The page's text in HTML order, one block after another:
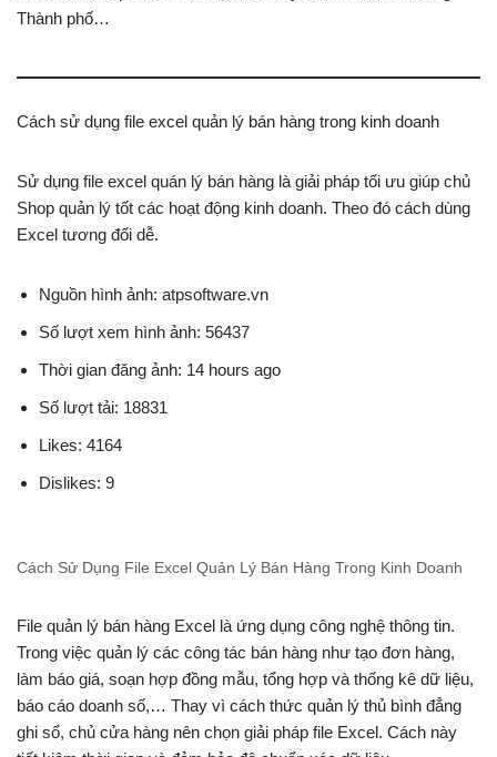
Thành phố…
Cách sử dụng file excel quản lý bán hàng trong kinh doanh
Sử dụng file excel quán lý bán hàng là giải pháp tối ưu giúp chủ
Shop quản lý tốt các hoạt động kinh doanh. Theo đó cách dùng
Excel tương đối dễ.
Nguồn hình ảnh: atpsoftware.vn
Số lượt xem hình ảnh: 56437
Thời gian đăng ảnh: 14 hours ago
Số lượt tải: 18831
Likes: 4164
Dislikes: 9
Cách Sử Dụng File Excel Quản Lý Bán Hàng Trong Kinh Doanh
File quản lý bán hàng Excel là ứng dụng công nghệ thông tin.
Trong việc quản lý các công tác bán hàng như tạo đơn hàng,
làm báo giá, soạn hợp đồng mẫu, tổng hợp và thống kê dữ liệu,
báo cáo doanh số,… Thay vì cách thức quản lý thủ bình đẳng
ghi sổ, chủ cửa hàng nên chọn giải pháp file Excel. Cách này